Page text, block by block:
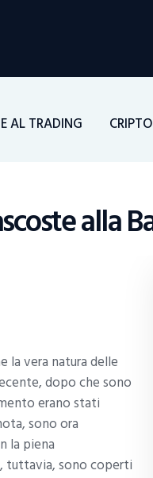
AL TRADING
alla
la vera natura delle
dopo che sono
erano stati
sono ora
la piena
tuttavia, sono coperti